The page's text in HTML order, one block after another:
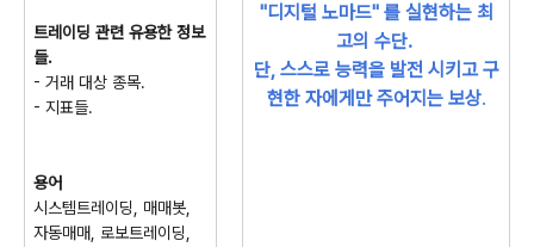
트레이딩 관련 유용한 정보
들.
- 거래 대상 종목.
- 지표들.
용어
시스템트레이딩, 매매봇,
자동매매, 로보트레이딩,
"디지털 노마드" 를 실현하는 최
고의 수단.
단, 스스로 능력을 발전 시키고 구
현한 자에게만 주어지는 보상.